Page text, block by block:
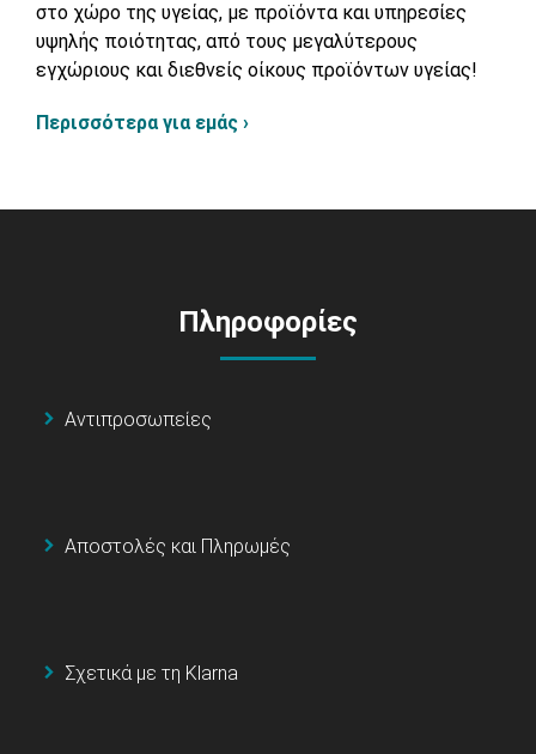
στο χώρο της υγείας, με προϊόντα και υπηρεσίες
υψηλής ποιότητας, από τους μεγαλύτερους
εγχώριους και διεθνείς οίκους προϊόντων υγείας!
Περισσότερα για εμάς ›
Πληροφορίες
Αντιπροσωπείες
Αποστολές και Πληρωμές
Σχετικά με τη Klarna